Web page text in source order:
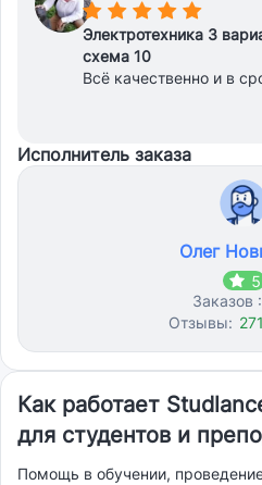
(*)(*)(*)(*)(*)
Электротехника 3
схема 10
Всё качественно и в
Исполнитель заказа
Олег
5
Заказов :
Отзывы: 271
Как работает
для студентов и
Помощь в обучении,